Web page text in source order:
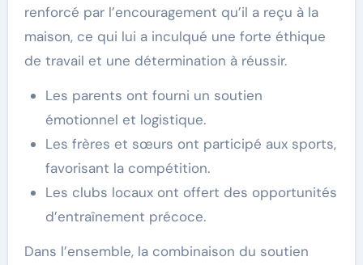
renforcé par l’encouragement qu’il a reçu à la
maison, ce qui lui a inculqué une forte éthique
de travail et une détermination à réussir.
Les parents ont fourni un soutien
émotionnel et logistique.
Les frères et sœurs ont participé aux sports,
favorisant la compétition.
Les clubs locaux ont offert des opportunités
d’entraînement précoce.
Dans l’ensemble, la combinaison du soutien